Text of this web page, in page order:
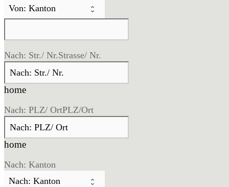
Nach: Str./ Nr.Strasse/ Nr.
home
Nach: PLZ/ OrtPLZ/Ort
home
Nach: Kanton